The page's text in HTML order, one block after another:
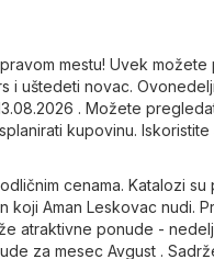
mestu! Uvek možete
i uštedeti novac.
. Možete
kupovinu. Iskoristite
cenama. Katalozi su
Aman Leskovac nudi.
atraktivne ponude -
za mesec Avgust .